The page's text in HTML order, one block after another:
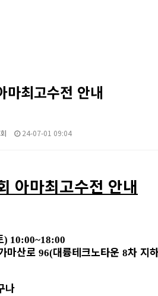
최고수전 안내
24-07-01 09:04
아마최고수전 안내
) 10:00~18:00
마산로 96(대륭테크노타운 8차 지
나